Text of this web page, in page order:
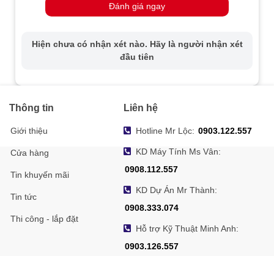
Đánh giá ngay
Hiện chưa có nhận xét nào. Hãy là người nhận xét
đầu tiên
Thông tin
Giới thiệu
Cửa hàng
Tin khuyến mãi
Tin tức
Thi công - lắp đặt
Liên hệ
Hotline Mr Lộc: 0903.122.557
KD Máy Tính Ms Vân:
0908.112.557
KD Dự Án Mr Thành:
0908.333.074
Hỗ trợ Kỹ Thuật Minh Anh:
0903.126.557